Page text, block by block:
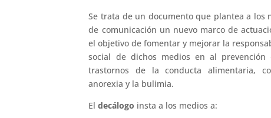
Se trata de un documento que plantea a los
de comunicación un nuevo marco de
el objetivo de fomentar y mejorar la
social de dichos medios en al prevención
trastornos de la conducta alimentaria,
anorexia y la bulimia.
Eldecálogo insta a los medios a: